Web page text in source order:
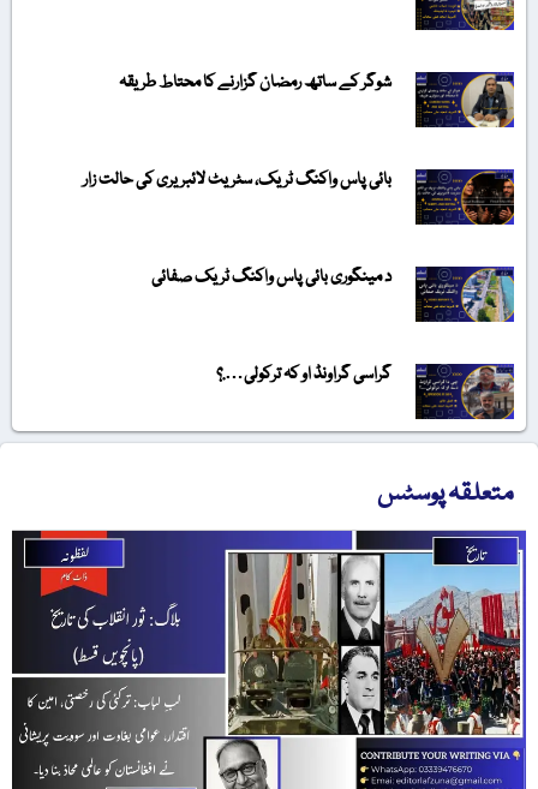
شوگر کے ساتھ رمضان گزارنے کا محتاط طریقہ
بائی پاس واکنگ ٹریک، سٹریٹ لائبریری کی حالت زار
د مینگوری بائی پاس واکنگ ٹریک صفائی
گراسی گراونڈ او کہ ترکولی….؟
متعلقہ پوسٹس